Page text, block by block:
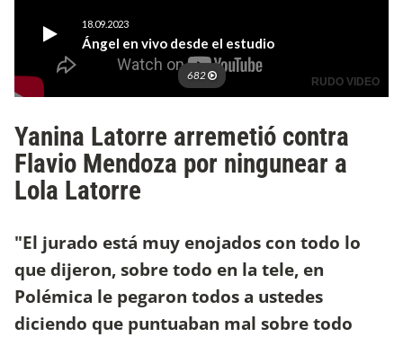
Yanina Latorre arremetió contra
Flavio Mendoza por ningunear a
Lola Latorre
"El jurado está muy enojados con todo lo
que dijeron, sobre todo en la tele, en
Polémica le pegaron todos a ustedes
diciendo que puntuaban mal sobre todo